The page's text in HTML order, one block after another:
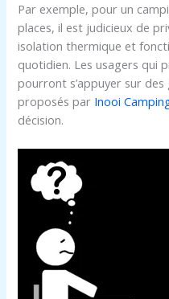
Par exemple, pour un
places, il est judicieux de
isolation thermique et
quotidien. Les usagers qui
pourront s’appuyer sur
proposés par Inooi
décision.